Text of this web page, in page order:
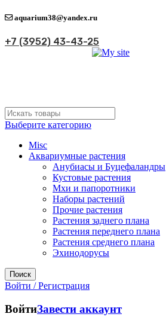
aquarium38@yandex.ru
+7 (3952) 43-43-25
Выберите категорию
Misc
Аквариумные растения
Анубиасы и Буцефаландры
Кустовые растения
Мхи и папоротники
Наборы растений
Прочие растения
Растения заднего плана
Растения переднего плана
Растения среднего плана
Эхинодорусы
Поиск
Войти / Регистрация
ВойтиЗавести аккаунт